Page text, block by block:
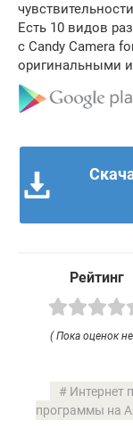
Есть 10 видов
с Candy Camera
оригинальными
Рейтинг
( Пока оценок
Интернет
программы на